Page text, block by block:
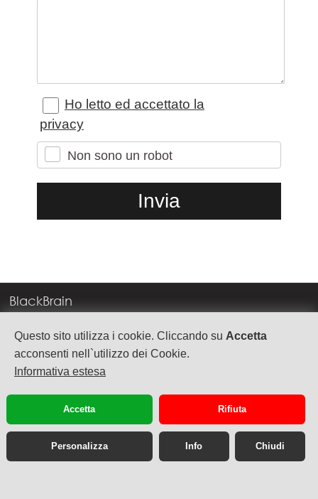
Questo sito utilizza i cookie. Cliccando su Accetta
acconsenti nell`utilizzo dei Cookie.
Informativa estesa
Accetta Rifiuta
Personalizza Info Chiudi
Ho letto ed accettato la
privacy
Non sono un robot
BlackBrain
Corso Milano, 83
37138 Verona
info@blackbrain.it
TEL. +39 045 575888
P.Iva 03992340236